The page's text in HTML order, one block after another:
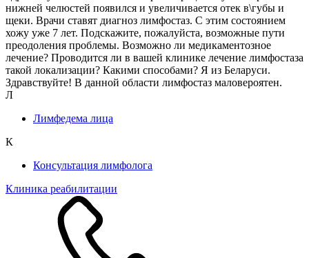
нижней челюстей появился и увеличивается отек в\губы и
щеки. Врачи ставят диагноз лимфостаз. С этим состоянием
хожу уже 7 лет. Подскажите, пожалуйста, возможные пути
преодоления проблемы. Возможно ли медикаментозное
лечение? Проводится ли в вашей клинике лечение лимфостаза
такой локализации? Какими способами? Я из Беларуси.
Здравствуйте! В данной области лимфостаз маловероятен.
Л
Лимфедема лица
К
Консультация лимфолога
Клиника реабилитации